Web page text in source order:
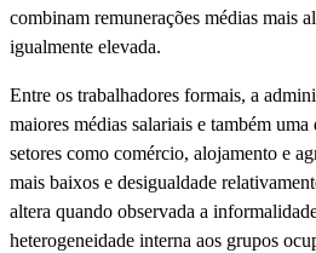
combinam remunerações médias mais
igualmente elevada.
Entre os trabalhadores formais, a
maiores médias salariais e também uma
setores como comércio, alojamento e
mais baixos e desigualdade
altera quando observada a
heterogeneidade interna aos grupos